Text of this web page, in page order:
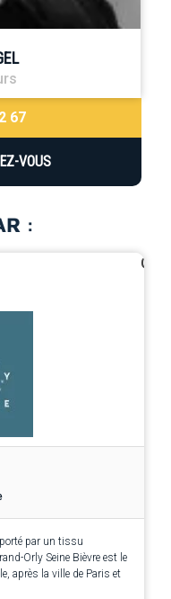
67
VOUS
:
0
par un tissu
Orly Seine Bièvre est le
après la ville de Paris et